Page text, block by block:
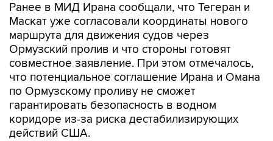
Ранее в МИД Ирана сообщали, что Тегеран и
Маскат уже согласовали координаты нового
маршрута для движения судов через
Ормузский пролив и что стороны готовят
совместное заявление. При этом отмечалось,
что потенциальное соглашение Ирана и Омана
по Ормузскому проливу не сможет
гарантировать безопасность в водном
коридоре из-за риска дестабилизирующих
действий США.